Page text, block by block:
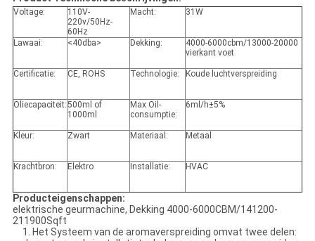
Voltage:
110V-
220v/50Hz-
60Hz
Macht: 31W
Lawaai: <40dba> Dekking:
4000-6000cbm/13000-20000
vierkant voet
Certificatie: CE, ROHS Technologie: Koude luchtverspreiding
Oliecapaciteit:500ml of
1000ml
Max Oil-
consumptie:
6ml/h±5%
Kleur: Zwart Materiaal: Metaal
Krachtbron: Elektro Installatie: HVAC
Producteigenschappen:
elektrische geurmachine, Dekking 4000-6000CBM/141200-
211900Sqft
1. Het Systeem van de aromaverspreiding omvat twee delen: